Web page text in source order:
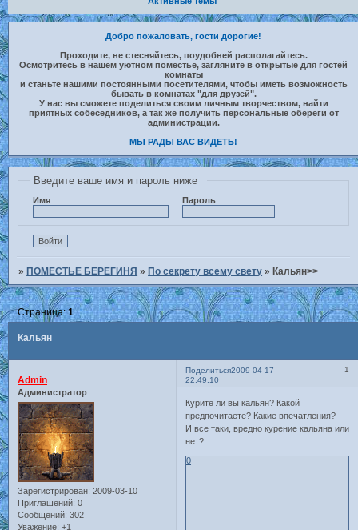
Добро пожаловать, гости дорогие!
Проходите, не стесняйтесь, поудобней располагайтесь.
Осмотритесь в нашем уютном поместье, загляните в открытые для гостей
комнаты
и станьте нашими постоянными посетителями, чтобы иметь возможность
бывать в комнатах "для друзей".
У нас вы сможете поделиться своим личным творчеством, найти
приятных собеседников, а так же получить персональные обереги от
администрации.
МЫ РАДЫ ВАС ВИДЕТЬ!
Введите ваше имя и пароль ниже
Имя Пароль
»ПОМЕСТЬЕ БЕРЕГИНЯ »По секрету всему свету »Кальян>>
Кальян
Страница:1
Поделиться 1
2009-04-17
22:49:10
Admin
Администратор
Зарегистрирован: 2009-03-10
Приглашений: 0
Сообщений: 302
Уважение: +1
Курите ли вы кальян? Какой
предпочитаете? Какие впечатления?
И все таки, вредно курение кальяна или
нет?
0